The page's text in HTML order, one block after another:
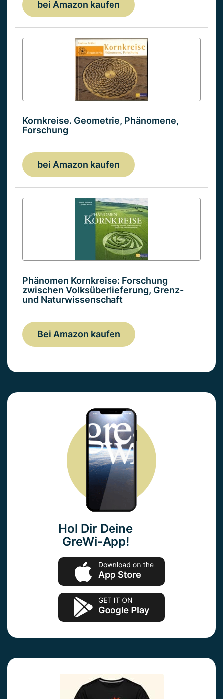
bei Amazon kaufen
Kornkreise. Geometrie, Phänomene,
Forschung
bei Amazon kaufen
Phänomen Kornkreise: Forschung
zwischen Volksüberlieferung, Grenz-
und Naturwissenschaft
Bei Amazon kaufen
Hol Dir Deine
GreWi-App!